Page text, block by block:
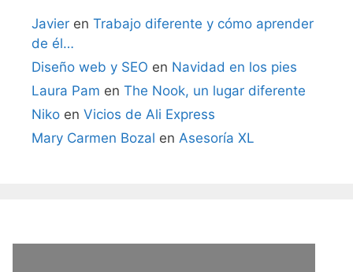
Javier en Trabajo diferente y cómo aprender
de él…
Diseño web y SEO en Navidad en los pies
Laura Pam en The Nook, un lugar diferente
Niko en Vicios de Ali Express
Mary Carmen Bozal en Asesoría XL